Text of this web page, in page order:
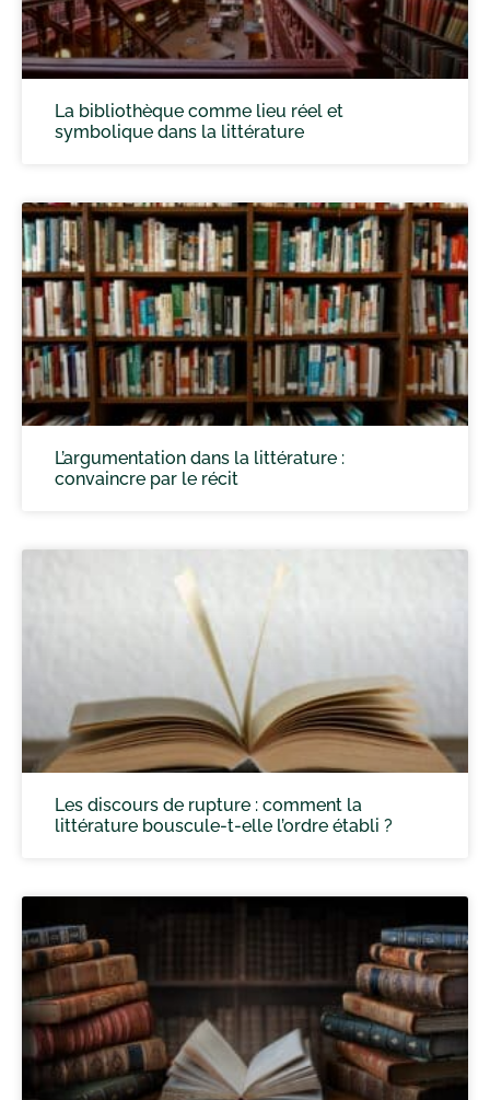
La bibliothèque comme lieu réel et
symbolique dans la littérature
L’argumentation dans la littérature :
convaincre par le récit
Les discours de rupture : comment la
littérature bouscule-t-elle l’ordre établi ?